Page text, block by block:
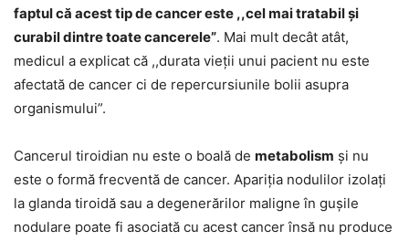
faptul că acest tip de cancer este ,,cel mai tratabil și
curabil dintre toate cancerele”. Mai mult decât atât,
medicul a explicat că ,,durata vieții unui pacient nu este
afectată de cancer ci de repercursiunile bolii asupra
organismului”.
Cancerul tiroidian nu este o boală de metabolism și nu
este o formă frecventă de cancer. Apariția nodulilor izolați
la glanda tiroidă sau a degenerărilor maligne în gușile
nodulare poate fi asociată cu acest cancer însă nu produce